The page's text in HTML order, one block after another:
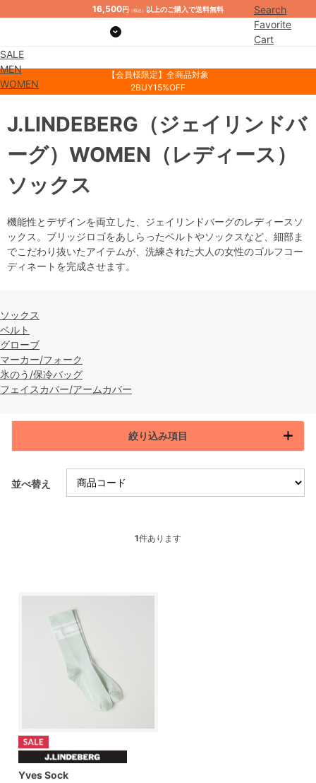
16,500円 （税込） 以上のご購入で送料無料
Search
Favorite
Cart
SALE
MEN
WOMEN
【会員様限定】全商品対象
2BUY15%OFF
ソックス
J.LINDEBERG （ジェイリンドバ
ーグ） WOMEN （レディース）
機能性とデザインを両立した、ジェイリンドバーグのレディースソ
ックス。ブリッジロゴをあしらったベルトやソックスなど、細部ま
でこだわり抜いたアイテムが、洗練された大人の女性のゴルフコー
ディネートを完成させます。
ソックス
ベルト
グローブ
マーカー/フォーク
氷のう/保冷バッグ
フェイスカバー/アームカバー
絞り込み項目
並べ替え
1件あります
Yves Sock